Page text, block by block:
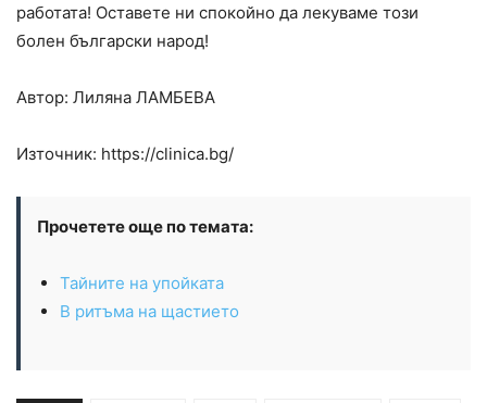
работата! Оставете ни спокойно да лекуваме този
болен български народ!
Автор: Лиляна ЛАМБЕВА
Източник: https://clinica.bg/
Прочетете още по темата:
Тайните на упойката
В ритъма на щастието